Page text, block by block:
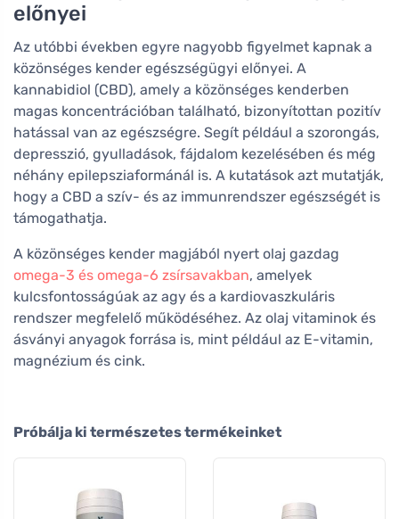
előnyei
Az utóbbi években egyre nagyobb figyelmet kapnak a
közönséges kender egészségügyi előnyei. A
kannabidiol (CBD), amely a közönséges kenderben
magas koncentrációban található, bizonyítottan pozitív
hatással van az egészségre. Segít például a szorongás,
depresszió, gyulladások, fájdalom kezelésében és még
néhány epilepsziaformánál is. A kutatások azt mutatják,
hogy a CBD a szív- és az immunrendszer egészségét is
támogathatja.
A közönséges kender magjából nyert olaj gazdag
omega-3 és omega-6 zsírsavakban, amelyek
kulcsfontosságúak az agy és a kardiovaszkuláris
rendszer megfelelő működéséhez. Az olaj vitaminok és
ásványi anyagok forrása is, mint például az E-vitamin,
magnézium és cink.
Próbálja ki természetes termékeinket